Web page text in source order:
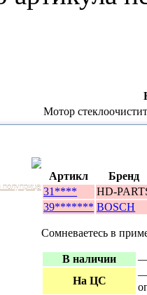
Мотор
Артикл
Бренд
31****
HD-
39******* BOSCH
Сомневаетесь в
В наличии
—
На ЦС
—
полуприцепов
- ведь мы